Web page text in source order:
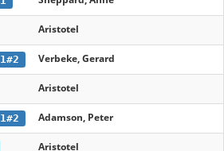
Aristotel
Verbeke, Gerard
Aristotel
Adamson, Peter
Aristotel